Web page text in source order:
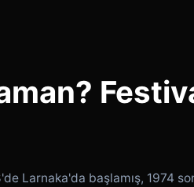
Larnaka'da başlamış, 1974